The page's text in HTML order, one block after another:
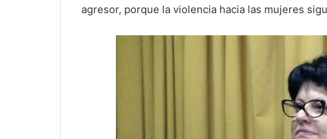
agresor, porque la violencia hacia las mujeres